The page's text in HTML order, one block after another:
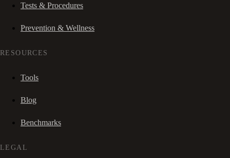
Tests & Procedures
Prevention & Wellness
RESOURCES
Tools
Blog
Benchmarks
LEGAL